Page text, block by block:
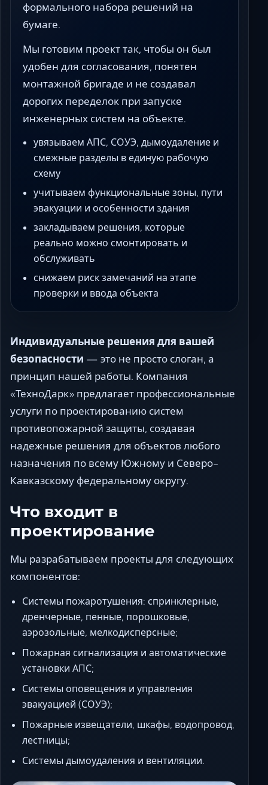
формального набора решений на
бумаге.
Мы готовим проект так, чтобы он был
удобен для согласования, понятен
монтажной бригаде и не создавал
дорогих переделок при запуске
инженерных систем на объекте.
увязываем АПС, СОУЭ, дымоудаление и
смежные разделы в единую рабочую
схему
учитываем функциональные зоны, пути
эвакуации и особенности здания
закладываем решения, которые
реально можно смонтировать и
обслуживать
снижаем риск замечаний на этапе
проверки и ввода объекта
Индивидуальные решения для вашей
безопасности — это не просто слоган, а
принцип нашей работы. Компания
«ТехноДарк» предлагает профессиональные
услуги по проектированию систем
противопожарной защиты, создавая
надежные решения для объектов любого
назначения по всему Южному и Северо-
Кавказскому федеральному округу.
Что входит в
проектирование
Мы разрабатываем проекты для следующих
компонентов:
Системы пожаротушения: спринклерные,
дренчерные, пенные, порошковые,
аэрозольные, мелкодисперсные;
Пожарная сигнализация и автоматические
установки АПС;
Системы оповещения и управления
эвакуацией (СОУЭ);
Пожарные извещатели, шкафы, водопровод,
лестницы;
Системы дымоудаления и вентиляции.